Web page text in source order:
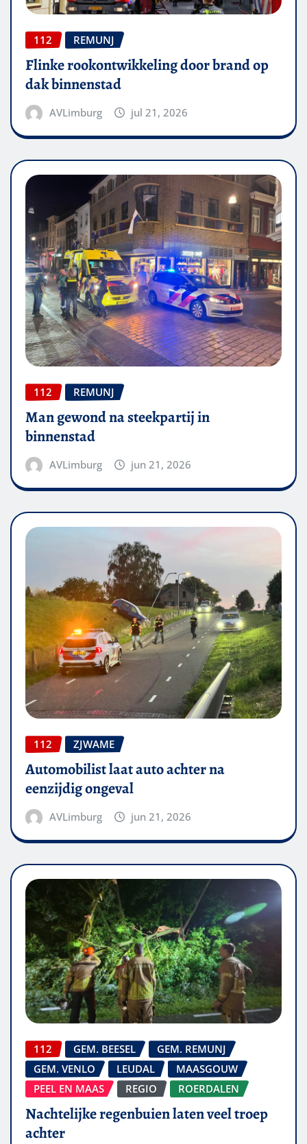
112 REMUNJ
Flinke rookontwikkeling door brand op
dak binnenstad
AVLimburg jul 21, 2026
112 REMUNJ
Man gewond na steekpartij in
binnenstad
AVLimburg jun 21, 2026
112 ZJWAME
Automobilist laat auto achter na
eenzijdig ongeval
AVLimburg jun 21, 2026
112 GEM. BEESEL
GEM. REMUNJ
GEM. VENLO
LEUDAL
MAASGOUW
PEEL EN MAAS
REGIO ROERDALEN
Nachtelijke regenbuien laten veel troep
achter